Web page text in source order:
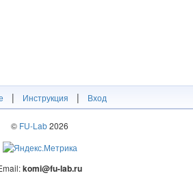
| Инструкция | Вход
© FU-Lab2026
komi@fu-lab.ru